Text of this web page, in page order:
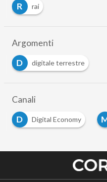
R
rai
Argomenti
D
digitale terrestre
Canali
D
Digital Economy